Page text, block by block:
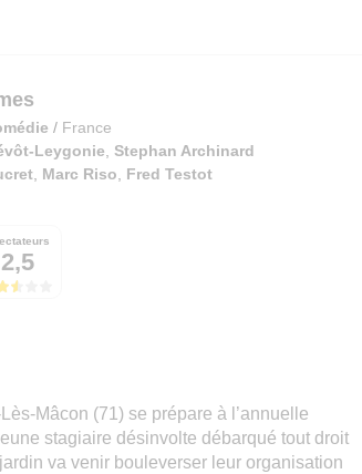
/ France
Leygonie Stephan Archinard
, Marc Riso Fred Testot
2,5
Mâcon (71) se prépare à l’annuelle
stagiaire désinvolte débarqué tout droit
va venir bouleverser leur organisation